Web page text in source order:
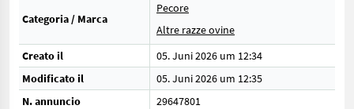
Categoria / Marca
Pecore
Altre razze ovine
Creato il
05. Juni 2026 um 12:34
Modificato il
05. Juni 2026 um 12:35
N. annuncio
29647801